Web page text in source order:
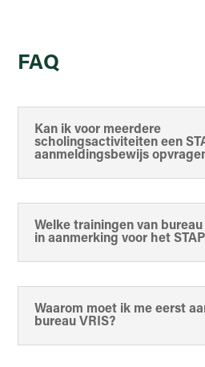
FAQ
Kan ik voor meerdere
scholingsactiviteiten een
aanmeldingsbewijs
Welke trainingen van
in aanmerking voor het
Waarom moet ik me eerst
bureau VRIS?